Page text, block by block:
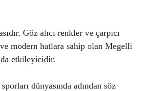
Göz alıcı renkler ve çarpıcı
modern hatlara sahip olan Megelli
da etkileyicidir.
dünyasında adından söz